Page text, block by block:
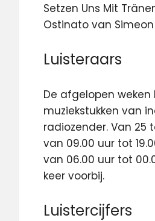
Setzen Uns Mit
Ostinato van Simeon
Luisteraars
De afgelopen
muziekstukken van
radiozender. Van 25
van 09.00 uur tot
van 06.00 uur tot
keer voorbij.
Luistercijfers